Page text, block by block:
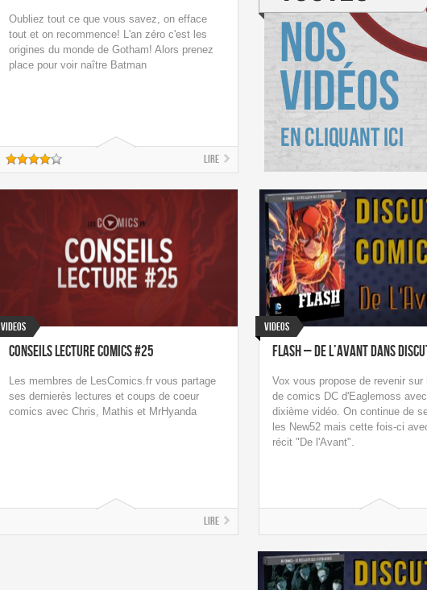
Oubliez tout ce que vous savez, on efface
tout et on recommence! L'an zéro c'est les
origines du monde de Gotham! Alors prenez
place pour voir naître Batman
Lire
Videos
Conseils Lecture Comics #25
Les membres de LesComics.fr vous partage
ses dernierès lectures et coups de coeur
comics avec Chris, Mathis et MrHyanda
Lire
Videos
Flash – De L’Avant dans
Vox vous propose de revenir sur
de comics DC d'Eaglemoss
dixième vidéo. On continue de
les New52 mais cette fois-ci
récit "De l'Avant".